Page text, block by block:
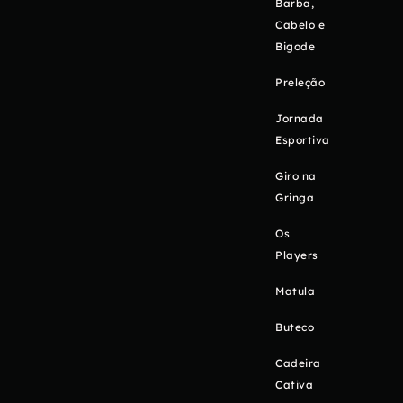
Barba,
Cabelo e
Bigode
Preleção
Jornada
Esportiva
Giro na
Gringa
Os
Players
Matula
Buteco
Cadeira
Cativa